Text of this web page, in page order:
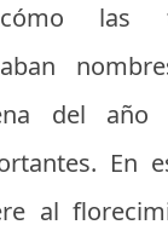
las
del año
En
al